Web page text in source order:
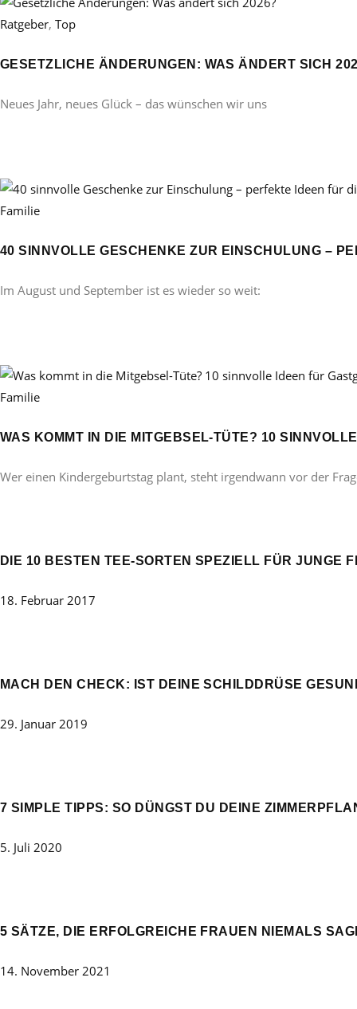
Ratgeber, Top
GESETZLICHE ÄNDERUNGEN: WAS ÄNDERT SICH
Neues Jahr, neues Glück – das wünschen wir uns
Familie
40 SINNVOLLE GESCHENKE ZUR EINSCHULUNG –
Im August und September ist es wieder so weit:
Familie
WAS KOMMT IN DIE MITGEBSEL-TÜTE? 10
Wer einen Kindergeburtstag plant, steht irgendwann vor der
DIE 10 BESTEN TEE-SORTEN SPEZIELL FÜR JUNGE
18. Februar 2017
MACH DEN CHECK: IST DEINE SCHILDDRÜSE
29. Januar 2019
7 SIMPLE TIPPS: SO DÜNGST DU DEINE
5. Juli 2020
5 SÄTZE, DIE ERFOLGREICHE FRAUEN NIEMALS
14. November 2021